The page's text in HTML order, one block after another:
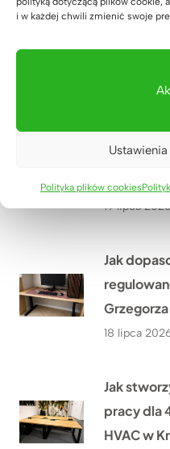
i w każdej chwili zmienić swoje
Polityka plików cookies
Co
Jak
w małym
Pana
19 lipca 2026
Jak
18 lipca
Jak
pracy dla
HVAC w